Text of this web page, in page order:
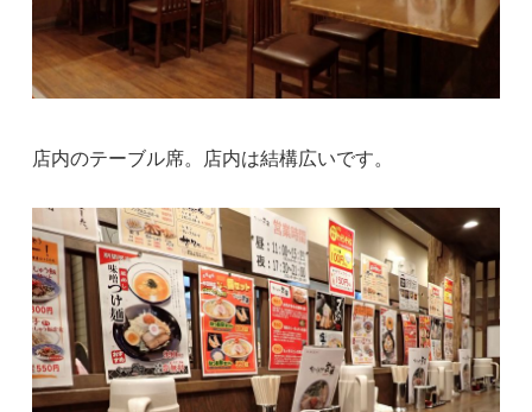
店内のテーブル席。店内は結構広いです。